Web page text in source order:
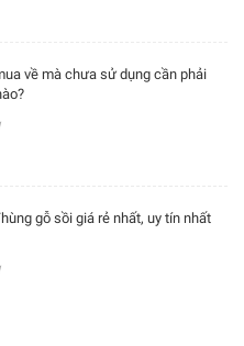
về mà chưa sử dụng cần phải
gỗ sồi giá rẻ nhất, uy tín nhất